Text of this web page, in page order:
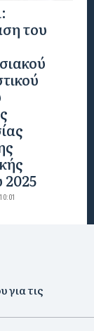
του
2025
τις